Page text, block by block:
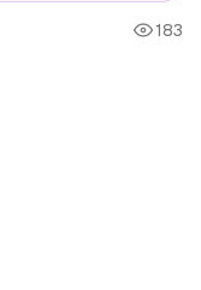
183